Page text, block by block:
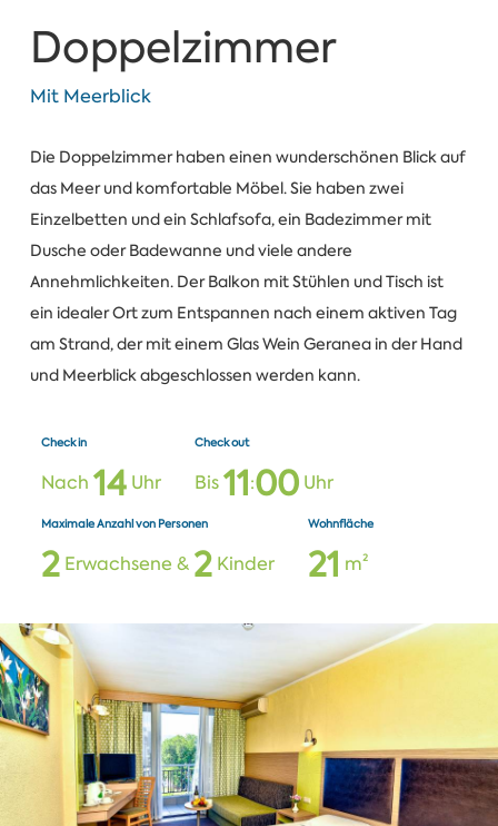
Doppelzimmer
Mit Meerblick
Die Doppelzimmer haben einen wunderschönen Blick auf
das Meer und komfortable Möbel. Sie haben zwei
Einzelbetten und ein Schlafsofa, ein Badezimmer mit
Dusche oder Badewanne und viele andere
Annehmlichkeiten. Der Balkon mit Stühlen und Tisch ist
ein idealer Ort zum Entspannen nach einem aktiven Tag
am Strand, der mit einem Glas Wein Geranea in der Hand
und Meerblick abgeschlossen werden kann.
Check in
Nach 14Uhr
Check out
Bis11:00Uhr
Maximale Anzahl von Personen
2Erwachsene & 2Kinder
Wohnfläche
21 m²